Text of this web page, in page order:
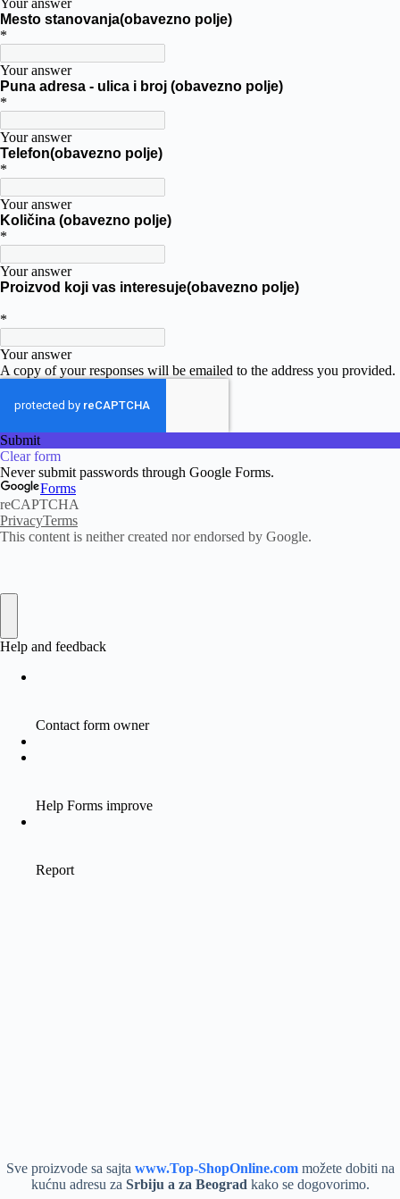
Sve proizvode sa sajta www.Top-ShopOnline.com možete dobiti na
kućnu adresu za Srbiju a za Beograd kako se dogovorimo.